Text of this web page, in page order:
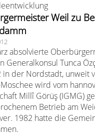
Weil zu
absolvierte
Generalkonsul Tunca
in der Nordstadt, unweit
Moschee wird vom
Millî Görüş (IGMG)
Betrieb am
1982 hatte die